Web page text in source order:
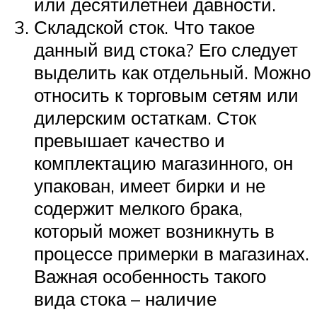
или десятилетней давности.
Складской сток. Что такое
данный вид стока? Его следует
выделить как отдельный. Можно
относить к торговым сетям или
дилерским остаткам. Сток
превышает качество и
комплектацию магазинного, он
упакован, имеет бирки и не
содержит мелкого брака,
который может возникнуть в
процессе примерки в магазинах.
Важная особенность такого
вида стока – наличие